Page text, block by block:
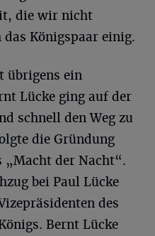
die wir nicht
Königspaar einig.
übrigens ein
Lücke ging auf der
schnell den Weg zu
die Gründung
„Macht der Nacht“.
bei Paul Lücke
des
Bernt Lücke